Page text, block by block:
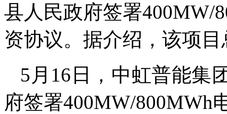
县人民政府签署400MW/
资协议。据介绍，该项目
5月16日，中虹普能集
府签署400MW/800MWh